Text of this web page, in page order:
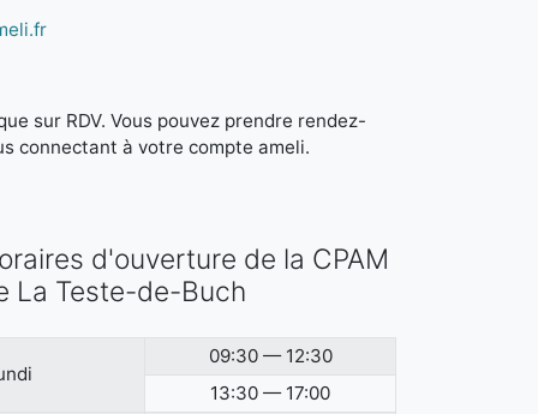
sur RDV. Vous pouvez prendre rendez-
connectant à votre compte ameli.
d'ouverture de la CPAM
La Teste-de-Buch
09:30 — 12:30
13:30 — 17:00